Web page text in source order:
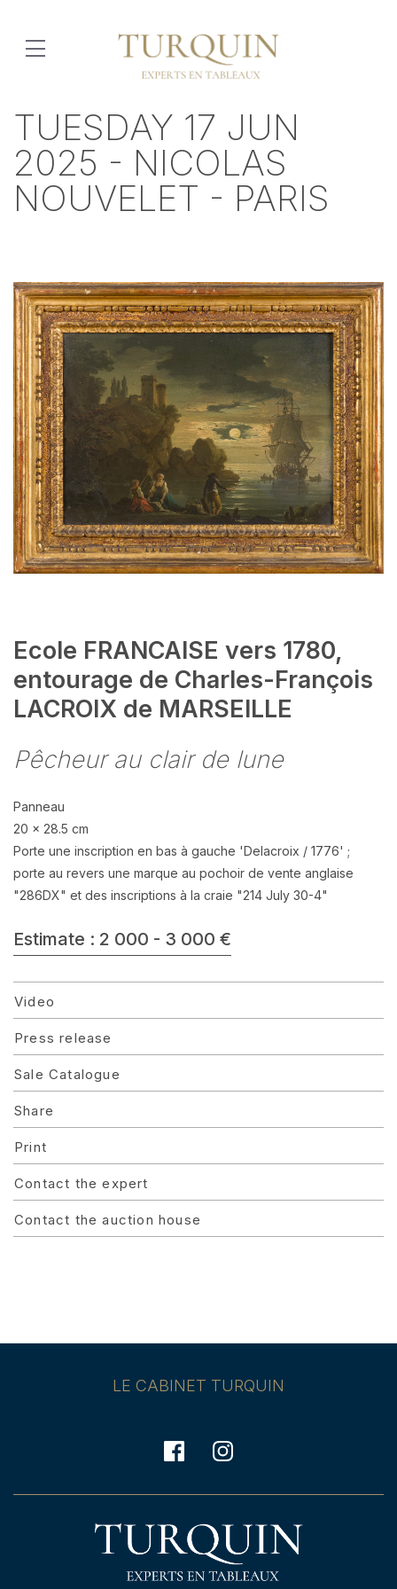
TUESDAY 17 JUN
2025 - NICOLAS
NOUVELET - PARIS
Ecole FRANCAISE vers 1780,
entourage de Charles-François
LACROIX de MARSEILLE
Pêcheur au clair de lune
Panneau
20 x 28.5 cm
Porte une inscription en bas à gauche 'Delacroix / 1776' ;
porte au revers une marque au pochoir de vente anglaise
"286DX" et des inscriptions à la craie "214 July 30-4"
Estimate : 2 000 - 3 000 €
Video
Press release
Sale Catalogue
Share
Print
Contact the expert
Contact the auction house
LE CABINET TURQUIN